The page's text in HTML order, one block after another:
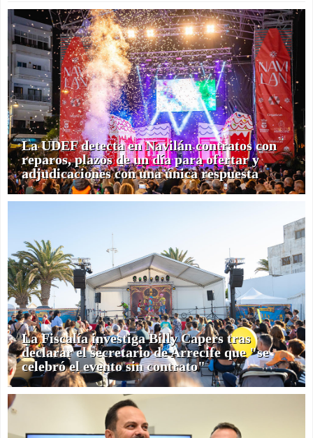
La UDEF detecta en Navilán contratos con
reparos, plazos de un día para ofertar y
adjudicaciones con una única respuesta
La Fiscalía investiga Billy Capers tras
declarar el secretario de Arrecife que "se
celebró el evento sin contrato"